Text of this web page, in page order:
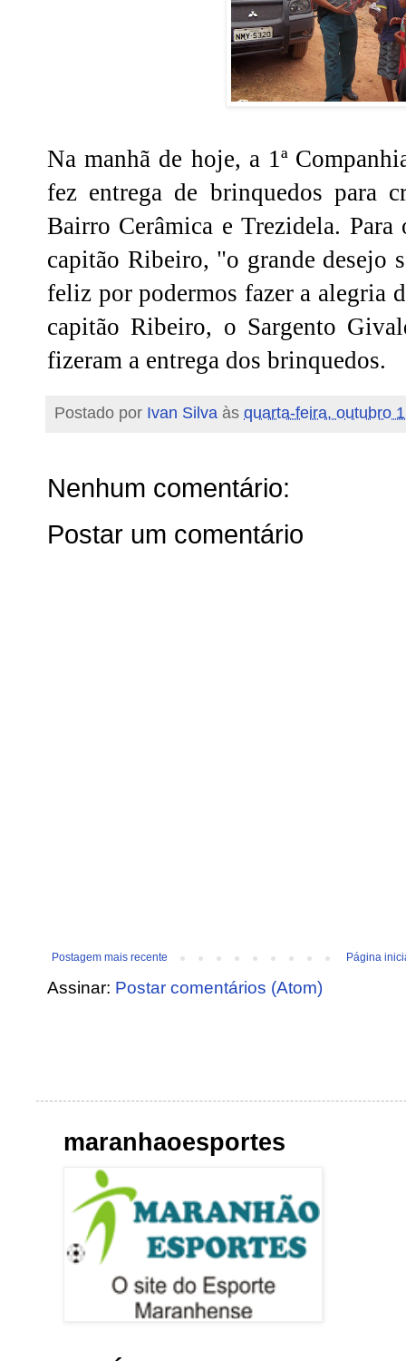
Na manhã de hoje, a 1ª
fez entrega de brinquedos para
Bairro Cerâmica e Trezidela. Para
capitão Ribeiro, "o grande desejo
feliz por podermos fazer a alegria
capitão Ribeiro, o Sargento
fizeram a entrega dos brinquedos.
Postado por Ivan Silva às quarta-feira, outubro
Nenhum comentário:
Postar um comentário
Postagem mais recente Página
Assinar: Postar comentários (Atom)
maranhaoesportes